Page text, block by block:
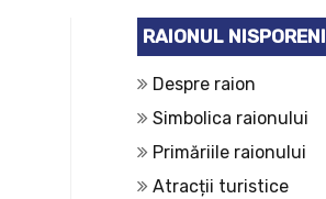
RAIONUL NISPORENI
Despre raion
Simbolica raionului
Primăriile raionului
Atracții turistice